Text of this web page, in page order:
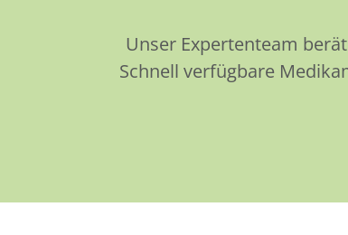
Unser Expertenteam
Schnell verfügbare